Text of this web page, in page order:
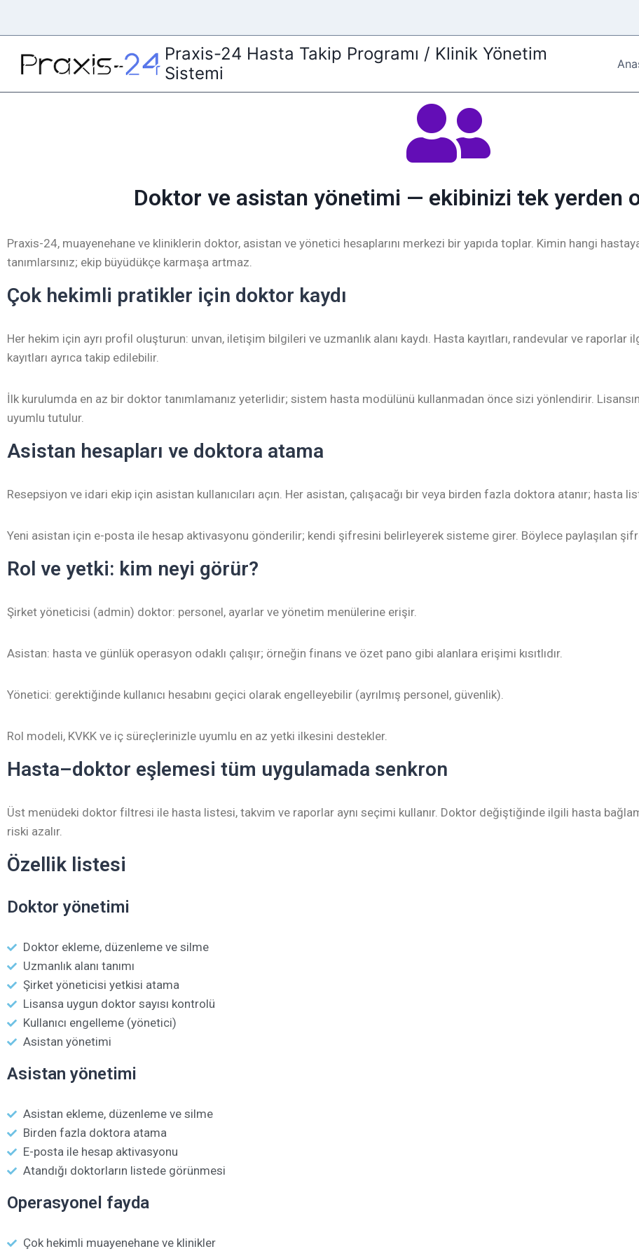
Praxis-24 Hasta Takip Programı / Klinik Yönetim
Sistemi
Doktor ve asistan yönetimi — ekibinizi tek yerden
Praxis-24, muayenehane ve kliniklerin doktor, asistan ve yönetici hesaplarını merkezi bir yapıda toplar. Kimin hangi
tanımlarsınız; ekip büyüdükçe karmaşa artmaz.
Çok hekimli pratikler için doktor kaydı
Her hekim için ayrı profil oluşturun: unvan, iletişim bilgileri ve uzmanlık alanı kaydı. Hasta kayıtları, randevular ve raporlar
kayıtları ayrıca takip edilebilir.
İlk kurulumda en az bir doktor tanımlamanız yeterlidir; sistem hasta modülünü kullanmadan önce sizi yönlendirir.
uyumlu tutulur.
Asistan hesapları ve doktora atama
Resepsiyon ve idari ekip için asistan kullanıcıları açın. Her asistan, çalışacağı bir veya birden fazla doktora atanır; hasta
Yeni asistan için e-posta ile hesap aktivasyonu gönderilir; kendi şifresini belirleyerek sisteme girer. Böylece paylaşılan
Rol ve yetki: kim neyi görür?
Şirket yöneticisi (admin) doktor: personel, ayarlar ve yönetim menülerine erişir.
Asistan: hasta ve günlük operasyon odaklı çalışır; örneğin finans ve özet pano gibi alanlara erişimi kısıtlıdır.
Yönetici: gerektiğinde kullanıcı hesabını geçici olarak engelleyebilir (ayrılmış personel, güvenlik).
Rol modeli, KVKK ve iç süreçlerinizle uyumlu en az yetki ilkesini destekler.
Hasta–doktor eşlemesi tüm uygulamada senkron
Üst menüdeki doktor filtresi ile hasta listesi, takvim ve raporlar aynı seçimi kullanır. Doktor değiştiğinde ilgili hasta
riski azalır.
Özellik listesi
Doktor yönetimi
Doktor ekleme, düzenleme ve silme
Uzmanlık alanı tanımı
Şirket yöneticisi yetkisi atama
Lisansa uygun doktor sayısı kontrolü
Kullanıcı engelleme (yönetici)
Asistan yönetimi
Asistan yönetimi
Asistan ekleme, düzenleme ve silme
Birden fazla doktora atama
E-posta ile hesap aktivasyonu
Atandığı doktorların listede görünmesi
Operasyonel fayda
Çok hekimli muayenehane ve klinikler